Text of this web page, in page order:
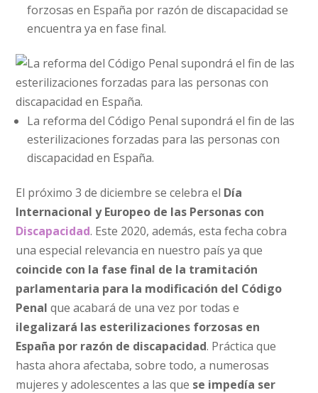
forzosas en España por razón de discapacidad se
encuentra ya en fase final.
La reforma del Código Penal supondrá el fin de las
esterilizaciones forzadas para las personas con
discapacidad en España.
El próximo 3 de diciembre se celebra el Día
Internacional y Europeo de las Personas con
Discapacidad. Este 2020, además, esta fecha cobra
una especial relevancia en nuestro país ya que
coincide con la fase final de la tramitación
parlamentaria para la modificación del Código
Penal que acabará de una vez por todas e
ilegalizará las esterilizaciones forzosas en
España por razón de discapacidad. Práctica que
hasta ahora afectaba, sobre todo, a numerosas
mujeres y adolescentes a las que se impedía ser